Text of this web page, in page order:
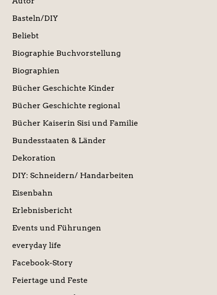
Basteln/DIY
Beliebt
Biographie Buchvorstellung
Biographien
Bücher Geschichte Kinder
Bücher Geschichte regional
Bücher Kaiserin Sisi und Familie
Bundesstaaten & Länder
Dekoration
DIY: Schneidern/ Handarbeiten
Eisenbahn
Erlebnisbericht
Events und Führungen
everyday life
Facebook-Story
Feiertage und Feste